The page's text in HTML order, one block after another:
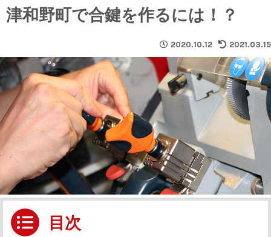
津和野町で合鍵を作るには！？
2020.10.12 2021.03.15
目次